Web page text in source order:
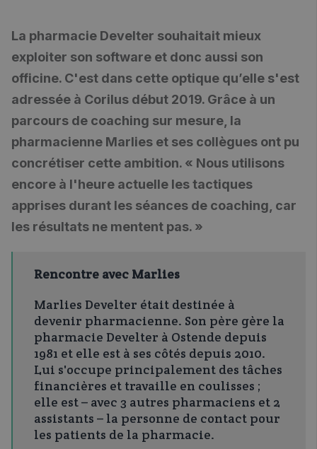
La pharmacie Develter souhaitait mieux
exploiter son software et donc aussi son
officine. C'est dans cette optique qu’elle s'est
adressée à Corilus début 2019. Grâce à un
parcours de coaching sur mesure, la
pharmacienne Marlies et ses collègues ont pu
concrétiser cette ambition. « Nous utilisons
encore à l'heure actuelle les tactiques
apprises durant les séances de coaching, car
les résultats ne mentent pas. »
Rencontre avec Marlies
Marlies Develter était destinée à
devenir pharmacienne. Son père gère la
pharmacie Develter à Ostende depuis
1981 et elle est à ses côtés depuis 2010.
Lui s'occupe principalement des tâches
financières et travaille en coulisses ;
elle est – avec 3 autres pharmaciens et 2
assistants – la personne de contact pour
les patients de la pharmacie.